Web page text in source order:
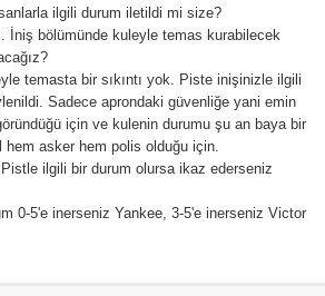
ilgili durum iletildi mi size?
İniş bölümünde kuleyle temas kurabilecek
temasta bir sıkıntı yok. Piste inişinizle ilgili
Sadece aprondaki güvenliğe yani emin
için ve kulenin durumu şu an baya bir
hem asker hem polis olduğu için.
Pistle ilgili bir durum olursa ikaz ederseniz
0-5'e inerseniz Yankee, 3-5'e inerseniz Victor